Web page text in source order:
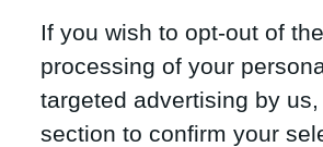
If you wish to opt-out of
processing of your
targeted advertising by
section to confirm your